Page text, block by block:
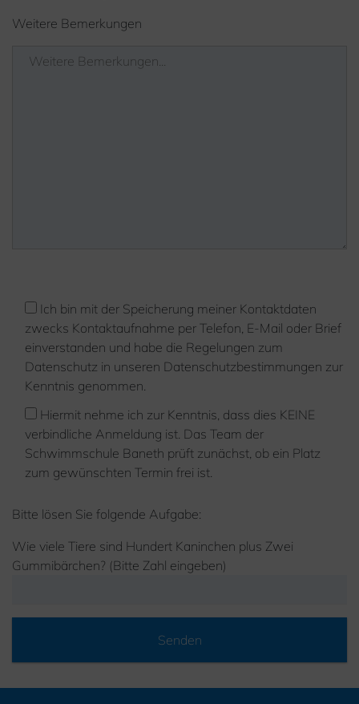
Weitere Bemerkungen
Ich bin mit der Speicherung meiner Kontaktdaten
zwecks Kontaktaufnahme per Telefon, E-Mail oder Brief
einverstanden und habe die Regelungen zum
Datenschutz in unseren Datenschutzbestimmungen zur
Kenntnis genommen.
Hiermit nehme ich zur Kenntnis, dass dies KEINE
verbindliche Anmeldung ist. Das Team der
Schwimmschule Baneth prüft zunächst, ob ein Platz
zum gewünschten Termin frei ist.
Bitte lösen Sie folgende Aufgabe:
Wie viele Tiere sind Hundert Kaninchen plus Zwei
Gummibärchen? (Bitte Zahl eingeben)